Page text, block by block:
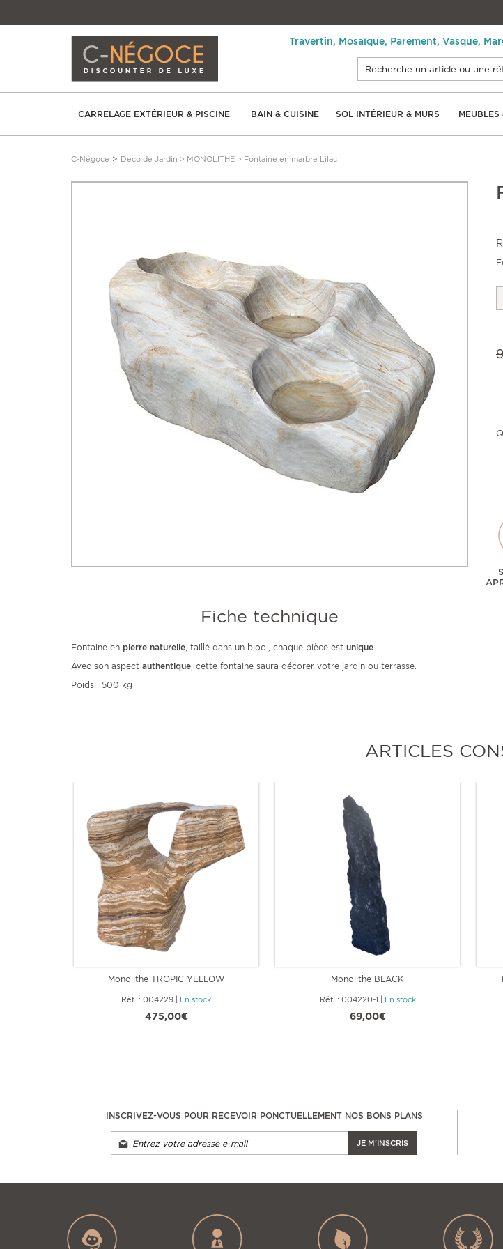
Travertin, Mosaïque, Parement, Vasque,
CARRELAGE EXTÉRIEUR & PISCINE BAIN & CUISINE SOL INTÉRIEUR & MURS MEUBLES
C-Négoce > Deco de Jardin > MONOLITHE > Fontaine en marbre Lilac
Fiche technique
Fontaine en pierre naturelle, taillé dans un bloc , chaque pièce est unique.
Avec son aspect authentique, cette fontaine saura décorer votre jardin ou terrasse.
Poids: 500 kg
ARTICLES
Monolithe TROPIC YELLOW
Réf. : 004229 En stock
475,00€
Monolithe BLACK
Réf. : 004220-1 En stock
69,00€
INSCRIVEZ-VOUS POUR RECEVOIR PONCTUELLEMENT NOS BONS PLANS
JE M'INSCRIS